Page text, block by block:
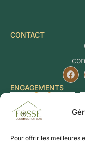
Pour offrir les meilleures
CONTACT
ENGAGEMENTS